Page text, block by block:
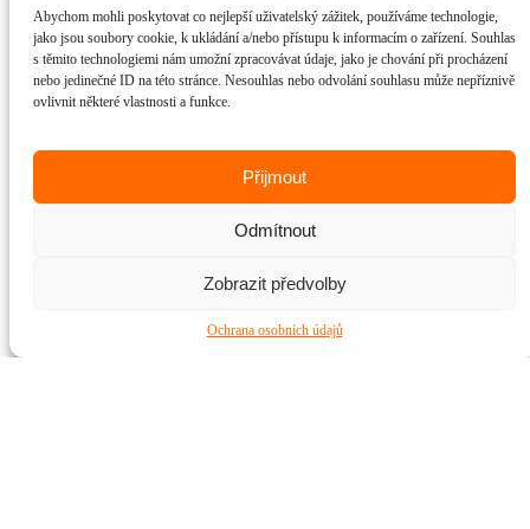
Abychom mohli poskytovat co nejlepší uživatelský zážitek, používáme technologie,
jako jsou soubory cookie, k ukládání a/nebo přístupu k informacím o zařízení. Souhlas
s těmito technologiemi nám umožní zpracovávat údaje, jako je chování při procházení
nebo jedinečné ID na této stránce. Nesouhlas nebo odvolání souhlasu může nepříznivě
ovlivnit některé vlastnosti a funkce.
Přijmout
Odmítnout
Zobrazit předvolby
Ochrana osobních údajů